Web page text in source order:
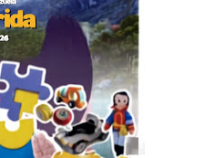
el desarrollo
aspirantes al curso de
de médicos en